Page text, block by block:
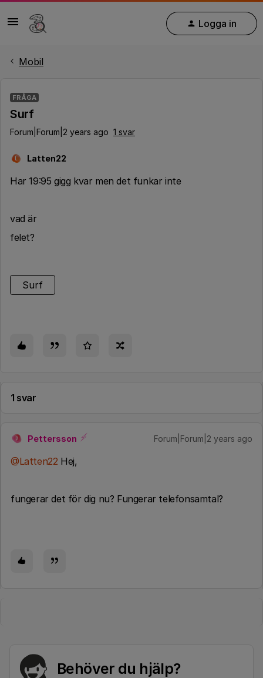
Logga in
Mobil
FRÅGA
Surf
Forum|Forum|2 years ago 1 svar
L Latten22
Har 19:95 gigg kvar men det funkar inte
vad är
felet?
Surf
1 svar
P Pettersson Forum|Forum|2 years ago
@Latten22 Hej,
fungerar det för dig nu? Fungerar telefonsamtal?
Behöver du hjälp?